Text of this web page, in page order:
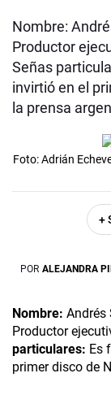
Nombre:
Productor
Señas
invirtió en el
la prensa
Foto: Adrián
+
POR ALEJANDRA
Nombre: Andrés
Productor
particulares: Es
primer disco de